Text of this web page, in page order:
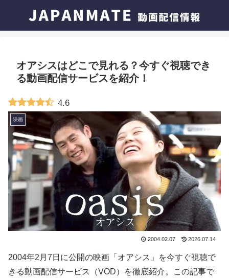
オアシスはどこで見れる？今すぐ視聴でき
る動画配信サービスを紹介！
4.6
映画
2004.02.07 2026.07.14
2004年2月7日に公開の映画「オアシス」を今すぐ視聴で
きる動画配信サービス（VOD）を徹底紹介。この記事で